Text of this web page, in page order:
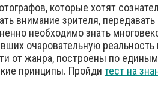
которые хотят
внимание зрителя,
необходимо знать
очаровательную
от жанра, построены по
принципы. Пройди тест на